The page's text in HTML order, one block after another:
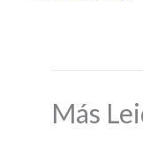
Más